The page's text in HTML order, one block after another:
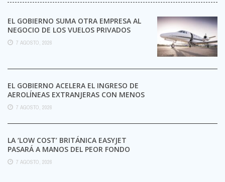
EL GOBIERNO SUMA OTRA EMPRESA AL
NEGOCIO DE LOS VUELOS PRIVADOS
7 AGOSTO, 2026
EL GOBIERNO ACELERA EL INGRESO DE
AEROLÍNEAS EXTRANJERAS CON MENOS
TRÁMITES
7 AGOSTO, 2026
LA ‘LOW COST’ BRITÁNICA EASYJET
PASARÁ A MANOS DEL PEOR FONDO
POSIBLE:
7 AGOSTO, 2026